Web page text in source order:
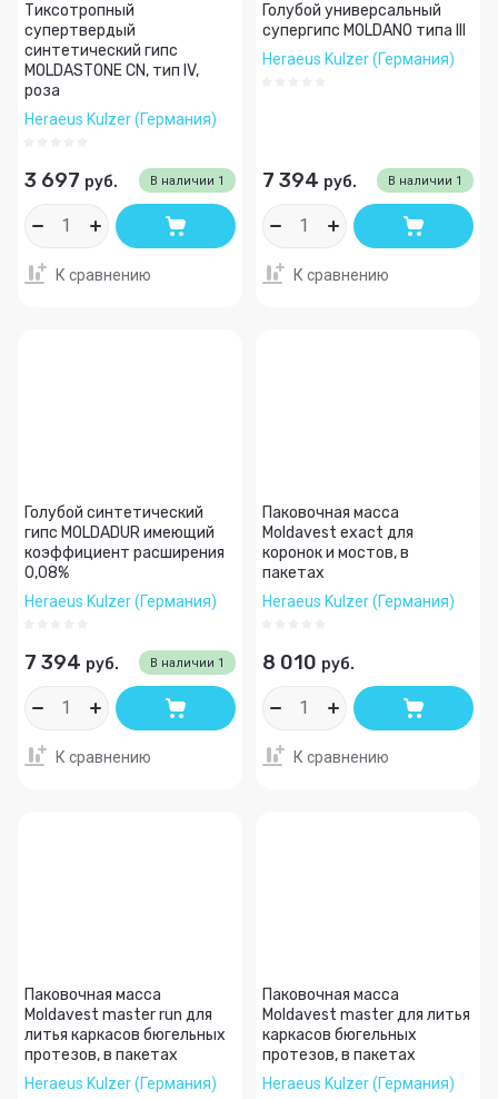
Тиксотропный
супертвердый
синтетический гипс
MOLDASTONE CN, тип IV,
роза
Heraeus Kulzer (Германия)
В наличии 1
3 697 руб.
К сравнению
Голубой универсальный
супергипс MOLDANO типа III
Heraeus Kulzer (Германия)
В наличии 1
7 394 руб.
К сравнению
Голубой синтетический
гипс MOLDADUR имеющий
коэффициент расширения
0,08%
Heraeus Kulzer (Германия)
В наличии 1
7 394 руб.
К сравнению
Паковочная масса
Moldavest exact для
коронок и мостов, в
пакетах
Heraeus Kulzer (Германия)
8 010 руб.
К сравнению
Паковочная масса
Moldavest master run для
литья каркасов бюгельных
протезов, в пакетах
Heraeus Kulzer (Германия)
Паковочная масса
Moldavest master для литья
каркасов бюгельных
протезов, в пакетах
Heraeus Kulzer (Германия)